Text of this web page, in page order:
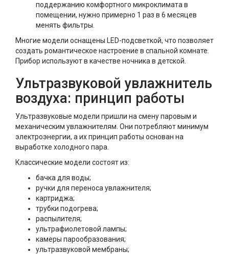
поддержанию комфортного микроклимата в
помещении, нужно примерно 1 раз в 6 месяцев
менять фильтры.
Многие модели оснащены LED-подсветкой, что позволяет
создать романтическое настроение в спальной комнате.
Прибор используют в качестве ночника в детской.
Ультразвуковой увлажнитель
воздуха: принцип работы
Ультразвуковые модели пришли на смену паровым и
механическим увлажнителям. Они потребляют минимум
электроэнергии, а их принцип работы основан на
выработке холодного пара.
Классические модели состоят из:
бачка для воды;
ручки для переноса увлажнителя;
картриджа;
трубки подогрева;
распылителя;
ультрафиолетовой лампы;
камеры парообразования;
ультразвуковой мембраны;